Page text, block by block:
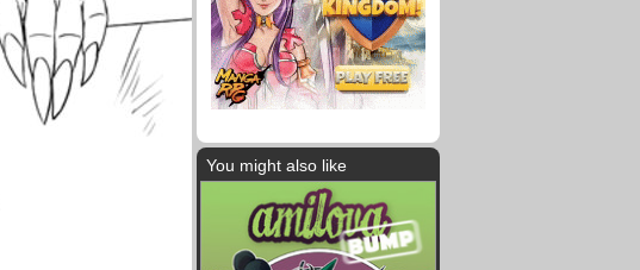
You might also like